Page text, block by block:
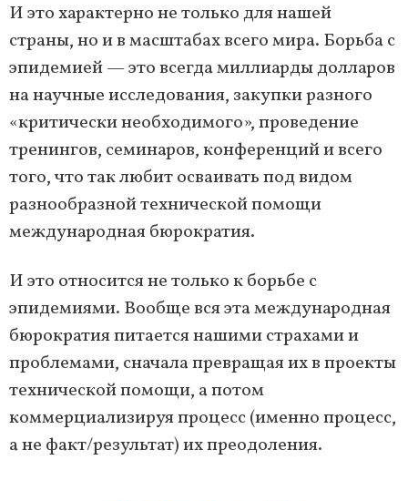
И это характерно не только для нашей
страны, но и в масштабах всего мира. Борьба с
эпидемией — это всегда миллиарды долларов
на научные исследования, закупки разного
«критически необходимого», проведение
тренингов, семинаров, конференций и всего
того, что так любит осваивать под видом
разнообразной технической помощи
международная бюрократия.
И это относится не только к борьбе с
эпидемиями. Вообще вся эта международная
бюрократия питается нашими страхами и
проблемами, сначала превращая их в проекты
технической помощи, а потом
коммерциализируя процесс (именно процесс,
а не факт/результат) их преодоления.